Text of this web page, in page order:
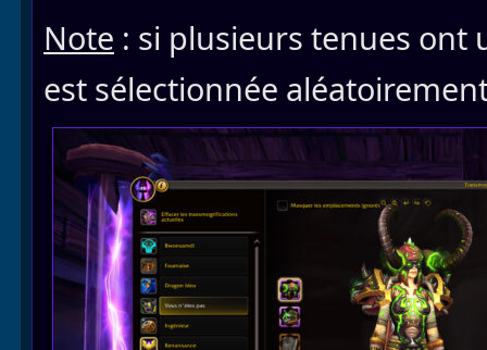
Note : si plusieurs tenues ont
est sélectionnée